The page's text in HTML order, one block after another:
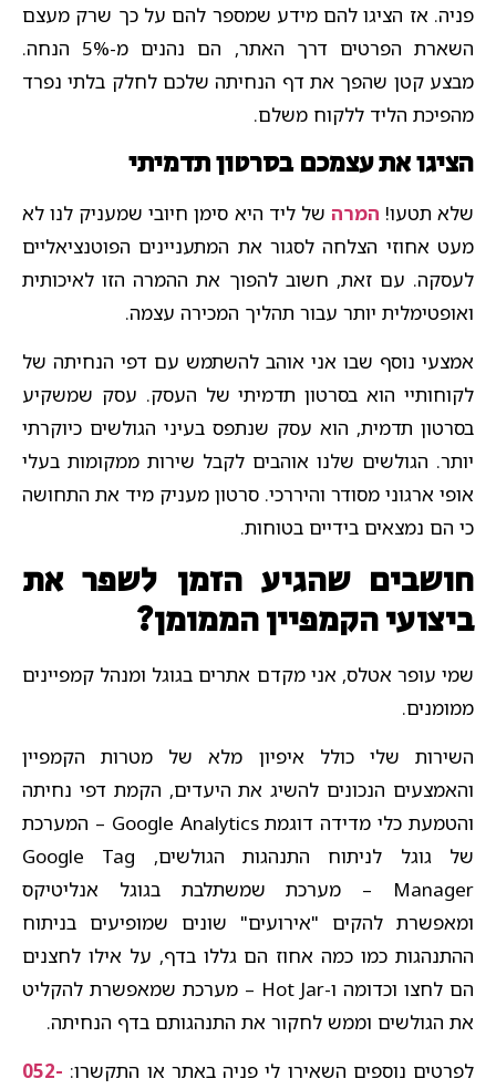
פניה. אז הציגו להם מידע שמספר להם על כך שרק מעצם
השארת הפרטים דרך האתר, הם נהנים מ-5% הנחה.
מבצע קטן שהפך את דף הנחיתה שלכם לחלק בלתי נפרד
מהפיכת הליד ללקוח משלם.
הציגו את עצמכם בסרטון תדמיתי
שלא תטעו! המרה של ליד היא סימן חיובי שמעניק לנו לא
מעט אחוזי הצלחה לסגור את המתעניינים הפוטנציאליים
לעסקה. עם זאת, חשוב להפוך את ההמרה הזו לאיכותית
ואופטימלית יותר עבור תהליך המכירה עצמה.
אמצעי נוסף שבו אני אוהב להשתמש עם דפי הנחיתה של
לקוחותיי הוא בסרטון תדמיתי של העסק. עסק שמשקיע
בסרטון תדמית, הוא עסק שנתפס בעיני הגולשים כיוקרתי
יותר. הגולשים שלנו אוהבים לקבל שירות ממקומות בעלי
אופי ארגוני מסודר והיררכי. סרטון מעניק מיד את התחושה
כי הם נמצאים בידיים בטוחות.
חושבים שהגיע הזמן לשפר את
ביצועי הקמפיין הממומן?
שמי עופר אטלס, אני מקדם אתרים בגוגל ומנהל קמפיינים
ממומנים.
השירות שלי כולל איפיון מלא של מטרות הקמפיין
והאמצעים הנכונים להשיג את היעדים, הקמת דפי נחיתה
והטמעת כלי מדידה דוגמת Google Analytics – המערכת
של גוגל לניתוח התנהגות הגולשים, Google Tag
Manager – מערכת שמשתלבת בגוגל אנליטיקס
ומאפשרת להקים "אירועים" שונים שמופיעים בניתוח
ההתנהגות כמו כמה אחוז הם גללו בדף, על אילו לחצנים
הם לחצו וכדומה ו-Hot Jar – מערכת שמאפשרת להקליט
את הגולשים וממש לחקור את התנהגותם בדף הנחיתה.
לפרטים נוספים השאירו לי פניה באתר או התקשרו: 052-